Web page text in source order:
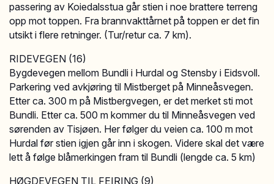
passering av Koiedalsstua går stien i noe brattere terreng
opp mot toppen. Fra brannvakttårnet på toppen er det fin
utsikt i flere retninger. (Tur/retur ca. 7 km).
RIDEVEGEN (16)
Bygdevegen mellom Bundli i Hurdal og Stensby i Eidsvoll.
Parkering ved avkjøring til Mistberget på Minneåsvegen.
Etter ca. 300 m på Mistbergvegen, er det merket sti mot
Bundli. Etter ca. 500 m kommer du til Minneåsvegen ved
sørenden av Tisjøen. Her følger du veien ca. 100 m mot
Hurdal før stien igjen går inn i skogen. Videre skal det være
lett å følge blåmerkingen fram til Bundli (lengde ca. 5 km)
HØGDEVEGEN TIL FEIRING (9)